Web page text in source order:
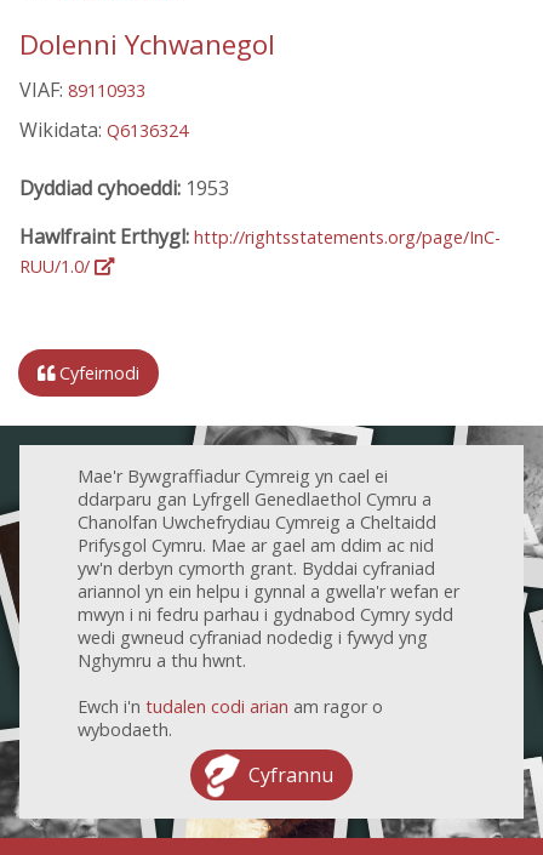
Dolenni Ychwanegol
VIAF: 89110933
Wikidata: Q6136324
Dyddiad cyhoeddi: 1953
Hawlfraint Erthygl: http://rightsstatements.org/page/InC-
RUU/1.0/
Cyfeirnodi
Mae'r Bywgraffiadur Cymreig yn cael ei
ddarparu gan Lyfrgell Genedlaethol Cymru a
Chanolfan Uwchefrydiau Cymreig a Cheltaidd
Prifysgol Cymru. Mae ar gael am ddim ac nid
yw'n derbyn cymorth grant. Byddai cyfraniad
ariannol yn ein helpu i gynnal a gwella'r wefan er
mwyn i ni fedru parhau i gydnabod Cymry sydd
wedi gwneud cyfraniad nodedig i fywyd yng
Nghymru a thu hwnt.
Ewch i'n tudalen codi arian am ragor o
wybodaeth.
Cyfrannu